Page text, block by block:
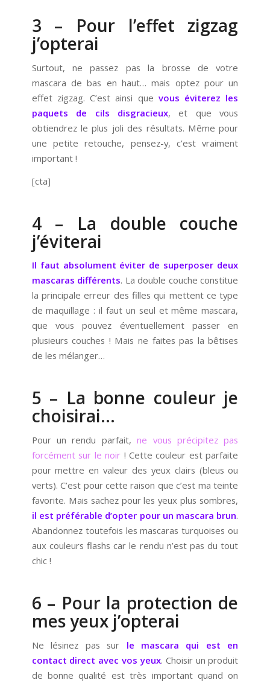
3 – Pour l’effet zigzag
j’opterai
Surtout, ne passez pas la brosse de votre
mascara de bas en haut… mais optez pour un
effet zigzag. C’est ainsi que vous éviterez les
paquets de cils disgracieux, et que vous
obtiendrez le plus joli des résultats. Même pour
une petite retouche, pensez-y, c’est vraiment
important !
[cta]
4 – La double couche
j’éviterai
Il faut absolument éviter de superposer deux
mascaras différents. La double couche constitue
la principale erreur des filles qui mettent ce type
de maquillage : il faut un seul et même mascara,
que vous pouvez éventuellement passer en
plusieurs couches ! Mais ne faites pas la bêtises
de les mélanger…
5 – La bonne couleur je
choisirai…
Pour un rendu parfait,ne vous précipitez pas
forcément sur le noir ! Cette couleur est parfaite
pour mettre en valeur des yeux clairs (bleus ou
verts). C’est pour cette raison que c’est ma teinte
favorite. Mais sachez pour les yeux plus sombres,
il est préférable d’opter pour un mascara brun.
Abandonnez toutefois les mascaras turquoises ou
aux couleurs flashs car le rendu n’est pas du tout
chic !
6 – Pour la protection de
mes yeux j’opterai
Ne lésinez pas sur le mascara qui est en
contact direct avec vos yeux. Choisir un produit
de bonne qualité est très important quand on